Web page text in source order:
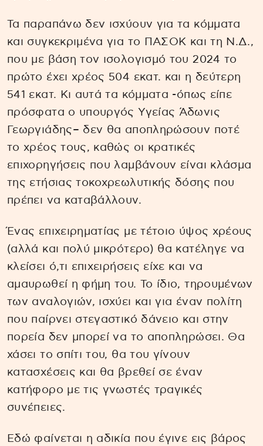
Τα παραπάνω δεν ισχύουν για τα κόμματα
και συγκεκριμένα για το ΠΑΣΟΚ και τη Ν.Δ.,
που με βάση τον ισολογισμό του 2024 το
πρώτο έχει χρέος 504 εκατ. και η δεύτερη
541 εκατ. Κι αυτά τα κόμματα -όπως είπε
πρόσφατα ο υπουργός Υγείας Άδωνις
Γεωργιάδης– δεν θα αποπληρώσουν ποτέ
το χρέος τους, καθώς οι κρατικές
επιχορηγήσεις που λαμβάνουν είναι κλάσμα
της ετήσιας τοκοχρεωλυτικής δόσης που
πρέπει να καταβάλλουν.
Ένας επιχειρηματίας με τέτοιο ύψος χρέους
(αλλά και πολύ μικρότερο) θα κατέληγε να
κλείσει ό,τι επιχειρήσεις είχε και να
αμαυρωθεί η φήμη του. Το ίδιο, τηρουμένων
των αναλογιών, ισχύει και για έναν πολίτη
που παίρνει στεγαστικό δάνειο και στην
πορεία δεν μπορεί να το αποπληρώσει. Θα
χάσει το σπίτι του, θα του γίνουν
κατασχέσεις και θα βρεθεί σε έναν
κατήφορο με τις γνωστές τραγικές
συνέπειες.
Εδώ φαίνεται η αδικία που έγινε εις βάρος